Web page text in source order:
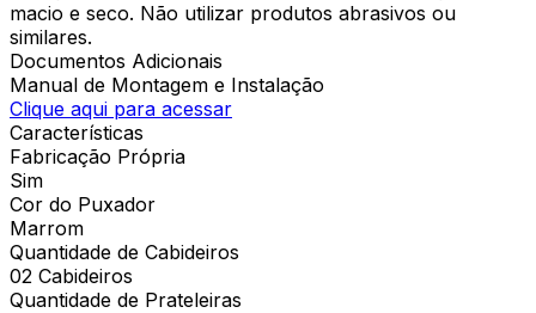
macio e seco. Não utilizar produtos abrasivos ou
similares.
Documentos Adicionais
Manual de Montagem e Instalação
Clique aqui para acessar
Características
Fabricação Própria
Sim
Cor do Puxador
Marrom
Quantidade de Cabideiros
02 Cabideiros
Quantidade de Prateleiras